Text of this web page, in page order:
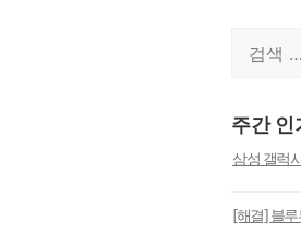
주간 인
삼성 갤럭
[해결] 블